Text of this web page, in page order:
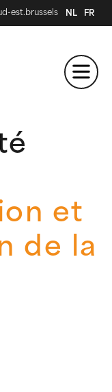
est.brussels NL FR
et
de la